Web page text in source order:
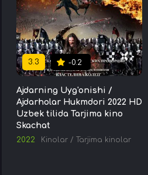
3.3 -0.2
Ajdarning Uyg'onishi /
Ajdarholar Hukmdori 2022 HD
Uzbek tilida Tarjima kino
Skachat
2022 Kinolar / Tarjima kinolar